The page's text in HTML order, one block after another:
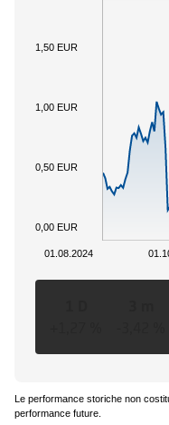
01.08.2024
0,00 EUR
0,50 EUR
1,00 EUR
1,50 EUR
Le performance storiche non
performance future.